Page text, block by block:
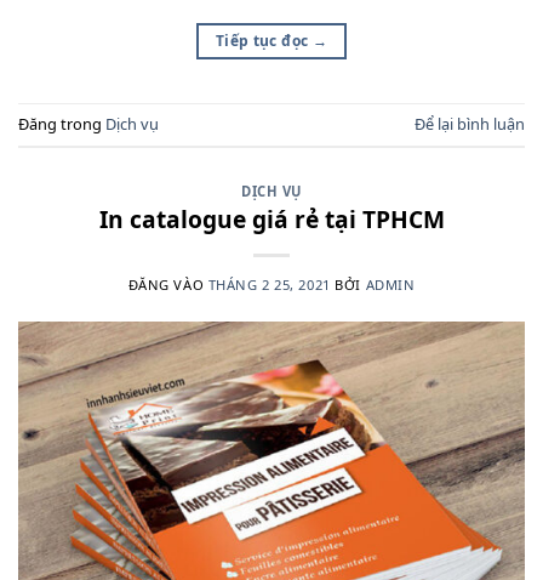
Tiếp tục đọc →
Đăng trong Dịch vụ Để lại bình luận
DỊCH VỤ
In catalogue giá rẻ tại TPHCM
ĐĂNG VÀO THÁNG 2 25, 2021 BỞI ADMIN